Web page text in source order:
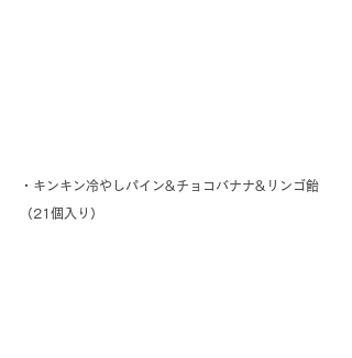
・キンキン冷やしパイン&チョコバナナ&リンゴ飴
（21個入り）